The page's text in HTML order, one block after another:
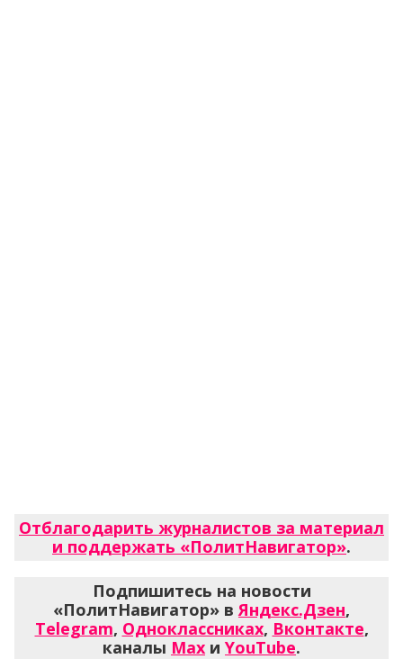
Отблагодарить журналистов за материал
и поддержать «ПолитНавигатор».
Подпишитесь на новости
«ПолитНавигатор» в Яндекс.Дзен,
Telegram, Одноклассниках, Вконтакте,
каналы Max и YouTube.